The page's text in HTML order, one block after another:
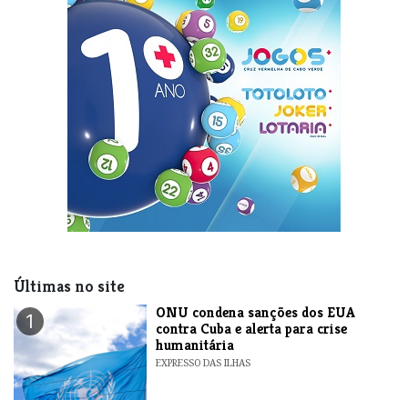
Últimas no site
1
ONU condena sanções dos EUA
contra Cuba e alerta para crise
humanitária
EXPRESSO DAS ILHAS